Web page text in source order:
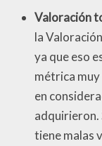
Valoración
la
ya que eso
métrica
en
adquirieron.
tiene malas